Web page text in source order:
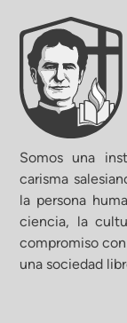
Somos una
carisma
la persona
ciencia, la
compromiso
una sociedad